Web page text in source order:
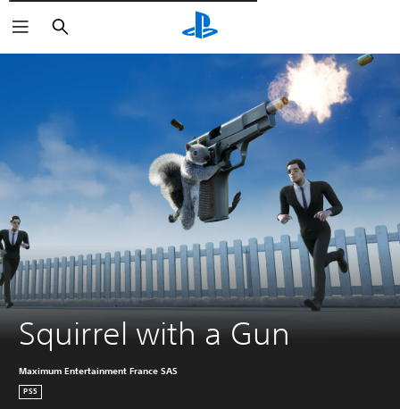
Пошук
Squirrel with a Gun
Maximum Entertainment France SAS
PS5